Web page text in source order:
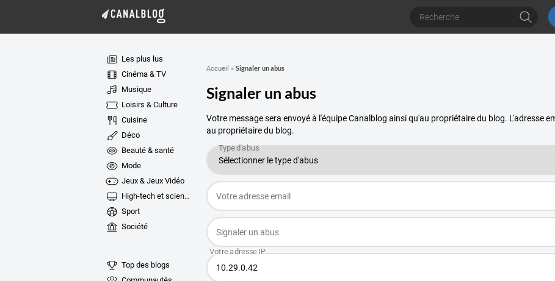
Les plus lus
Cinéma & TV
Musique
Loisirs & Culture
Cuisine
Déco
Beauté & santé
Mode
Jeux & Jeux Vidéo
High-tech et sciences
Sport
Société
Top des blogs
Accueil » Signaler un abus
Signaler un abus
Votre message sera envoyé à l'équipe Canalblog ainsi qu'au propriétaire du blog. L'adresse
au propriétaire du blog.